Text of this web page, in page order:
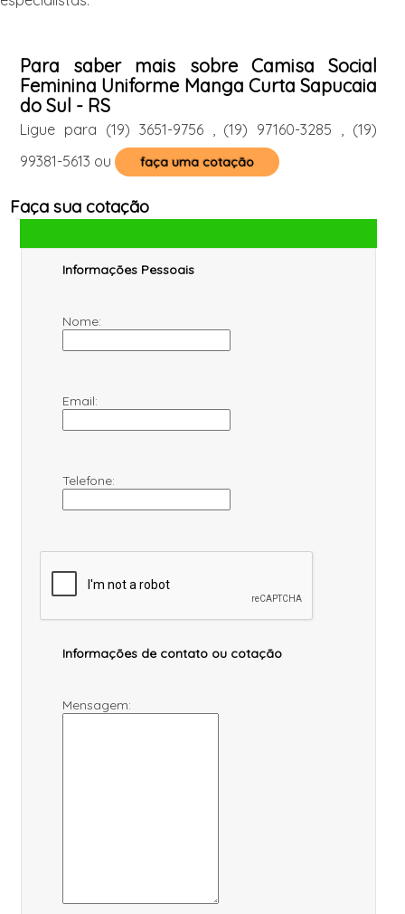
Para saber mais sobre Camisa Social
Feminina Uniforme Manga Curta Sapucaia
do Sul - RS
Ligue para (19) 3651-9756 (19) 97160-3285
(19)
99381-5613 ou faça uma cotação
Faça sua cotação
Informações Pessoais
Nome:
Email:
Telefone:
Informações de contato ou cotação
Mensagem: